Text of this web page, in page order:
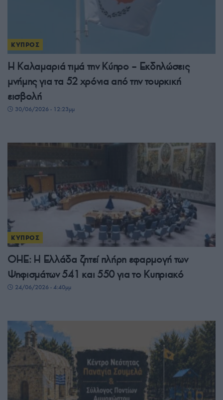
ΚΥΠΡΟΣ
Η Καλαμαριά τιμά την Κύπρο – Εκδηλώσεις
μνήμης για τα 52 χρόνια από την τουρκική
εισβολή
30/06/2026 - 12:23μμ
ΚΥΠΡΟΣ
ΟΗΕ: Η Ελλάδα ζητεί πλήρη εφαρμογή των
Ψηφισμάτων 541 και 550 για το Κυπριακό
24/06/2026 - 4:40μμ